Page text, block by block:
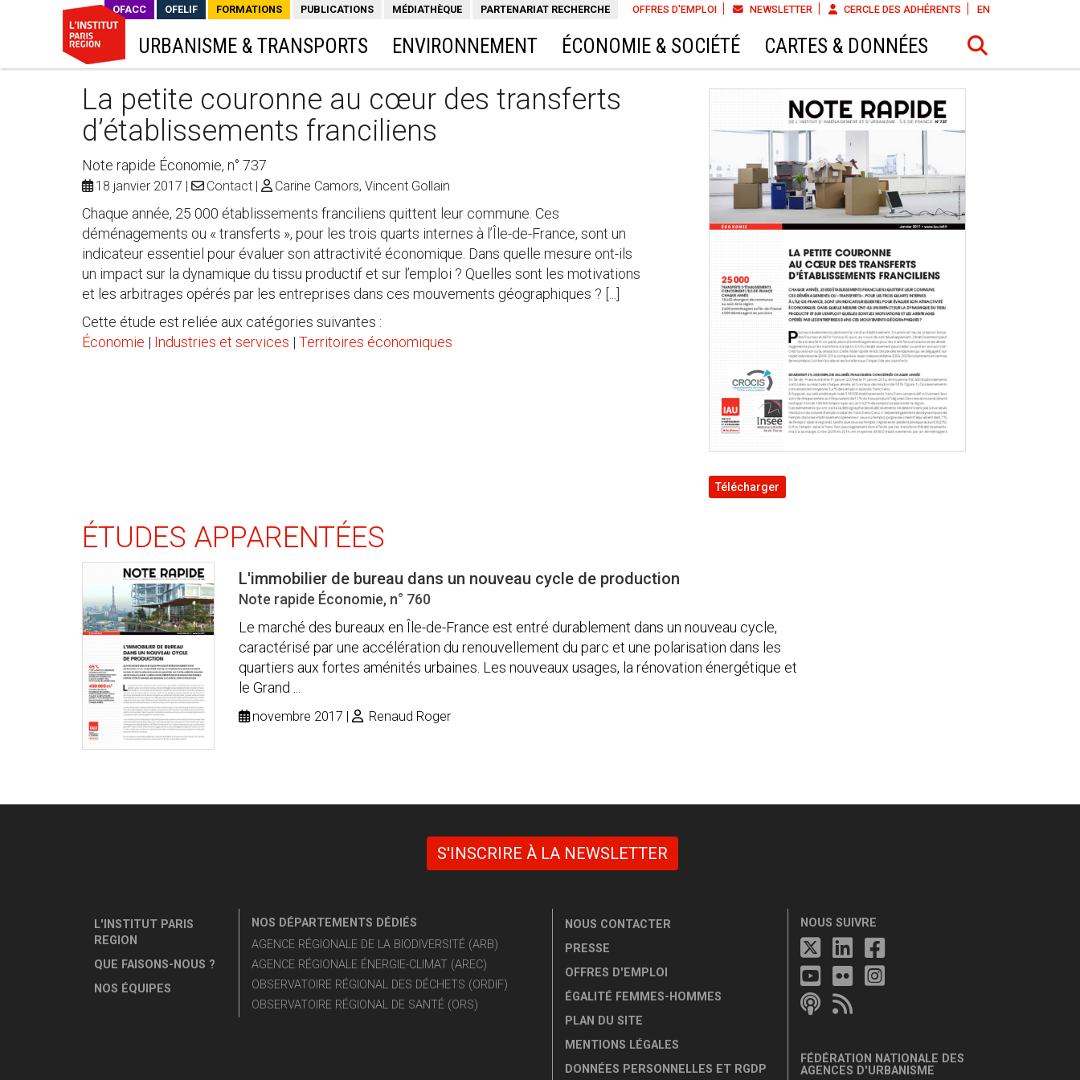
OFFRES D'EMPLOI NEWSLETTER CERCLE DES ADHÉRENTS EN
OFACC OFELIF FORMATIONS PUBLICATIONS MÉDIATHÈQUE PARTENARIAT RECHERCHE
URBANISME & TRANSPORTS ENVIRONNEMENT ÉCONOMIE & SOCIÉTÉ CARTES & DONNÉES
La petite couronne au cœur des transferts
d’établissements franciliens
Note rapide Économie, n° 737
18 janvier 2017 Contact Carine Camors, Vincent Gollain
Chaque année, 25 000 établissements franciliens quittent leur commune. Ces
déménagements ou « transferts », pour les trois quarts internes à l’Île-de-France, sont un
indicateur essentiel pour évaluer son attractivité économique. Dans quelle mesure ont-ils
un impact sur la dynamique du tissu productif et sur l’emploi ? Quelles sont les motivations
et les arbitrages opérés par les entreprises dans ces mouvements géographiques ? [...]
Cette étude est reliée aux catégories suivantes :
Économie | Industries et services | Territoires économiques
Télécharger
ÉTUDES APPARENTÉES
L'immobilier de bureau dans un nouveau cycle de production
Note rapide Économie, n° 760
Le marché des bureaux en Île-de-France est entré durablement dans un nouveau cycle,
caractérisé par une accélération du renouvellement du parc et une polarisation dans les
quartiers aux fortes aménités urbaines. Les nouveaux usages, la rénovation énergétique et
le Grand ...
novembre 2017 Renaud Roger
S'INSCRIRE À LA NEWSLETTER
L'INSTITUT PARIS
REGION
QUE FAISONS-NOUS ?
NOS ÉQUIPES
NOS DÉPARTEMENTS DÉDIÉS
AGENCE RÉGIONALE DE LA BIODIVERSITÉ (ARB)
AGENCE RÉGIONALE ÉNERGIE-CLIMAT (AREC)
OBSERVATOIRE RÉGIONAL DES DÉCHETS (ORDIF)
OBSERVATOIRE RÉGIONAL DE SANTÉ (ORS)
NOUS CONTACTER
PRESSE
OFFRES D'EMPLOI
ÉGALITÉ FEMMES-HOMMES
PLAN DU SITE
MENTIONS LÉGALES
DONNÉES PERSONNELLES ET RGDP
NOUS SUIVRE
FÉDÉRATION NATIONALE DES
AGENCES D'URBANISME